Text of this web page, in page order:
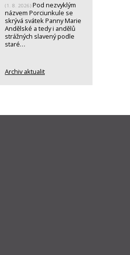
(1. 8. 2026) Pod nezvyklým
názvem Porciunkule se
skrývá svátek Panny Marie
Andělské a tedy i andělů
strážných slavený podle
staré…
Archiv aktualit